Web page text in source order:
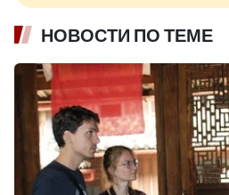
НОВОСТИ ПО ТЕМЕ